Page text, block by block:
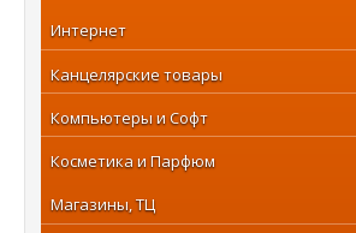
Интернет
Канцелярские товары
Компьютеры и Софт
Косметика и Парфюм
Магазины, ТЦ